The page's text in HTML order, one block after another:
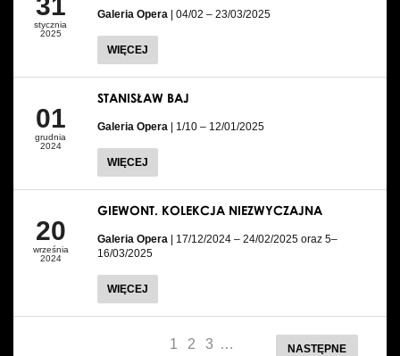
stycznia
2025
Galeria Opera | 04/02 – 23/03/2025
WIĘCEJ
01
grudnia
2024
STANISŁAW BAJ
Galeria Opera | 1/10 – 12/01/2025
WIĘCEJ
20
września
2024
GIEWONT. KOLEKCJA NIEZWYCZAJNA
Galeria Opera | 17/12/2024 – 24/02/2025 oraz 5–
16/03/2025
WIĘCEJ
1 2 3 … NASTĘPNE